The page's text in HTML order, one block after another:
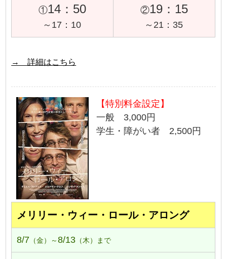
①14：50
～17：10
②19：15
～21：35
→ 詳細はこちら
【特別料金設定】
一般 3,000円
学生・障がい者 2,500円
メリリー・ウィー・ロール・アロング
8/7 （金）～8/13 （木）まで